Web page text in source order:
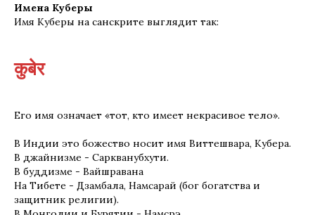
Имена Куберы
Имя Куберы на санскрите выглядит так:
कुबेर
Его имя означает «тот, кто имеет некрасивое тело».
В Индии это божество носит имя Виттешвара, Кубера.
В джайнизме - Саркванубхути.
В буддизме - Вайшравана
На Тибете - Дзамбала, Намсарай (бог богатства и
защитник религии).